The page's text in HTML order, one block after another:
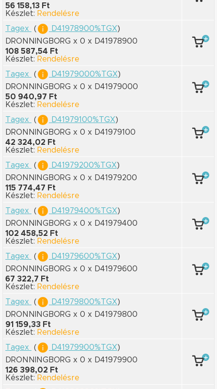
56 158,13 Ft
Készlet: Rendelésre
Tagex
( D41978900%TGX)
DRONNINGBORG x 0 x D41978900
108 587,54 Ft
Készlet: Rendelésre
Tagex
( D41979000%TGX)
DRONNINGBORG x 0 x D41979000
50 940,97 Ft
Készlet: Rendelésre
Tagex
( D41979100%TGX)
DRONNINGBORG x 0 x D41979100
42 324,02 Ft
Készlet: Rendelésre
Tagex
( D41979200%TGX)
DRONNINGBORG x 0 x D41979200
115 774,47 Ft
Készlet: Rendelésre
Tagex
( D41979400%TGX)
DRONNINGBORG x 0 x D41979400
102 458,52 Ft
Készlet: Rendelésre
Tagex
( D41979600%TGX)
DRONNINGBORG x 0 x D41979600
67 322,7 Ft
Készlet: Rendelésre
Tagex
( D41979800%TGX)
DRONNINGBORG x 0 x D41979800
91 159,33 Ft
Készlet: Rendelésre
Tagex
( D41979900%TGX)
DRONNINGBORG x 0 x D41979900
126 398,02 Ft
Készlet: Rendelésre